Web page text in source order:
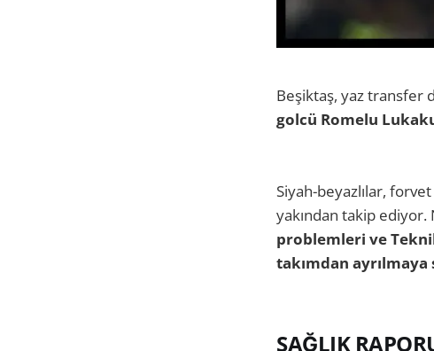
Beşiktaş, yaz transfer
golcü Romelu
Siyah-beyazlılar,
yakından takip ediyor.
problemleri ve
takımdan ayrılmaya
SAĞLIK